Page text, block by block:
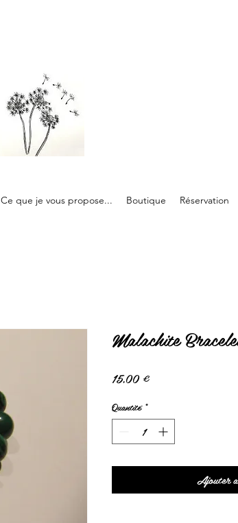
Ce que je vous propose... Boutique Réservation
Malachite
15,00 €Prix
Quantité *
Ajouter